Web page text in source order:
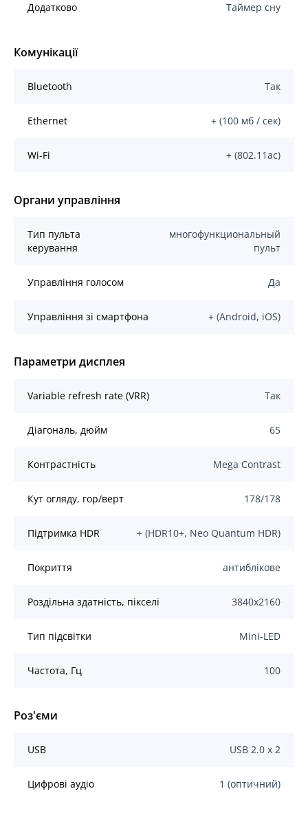
Додатково Таймер сну
Комунікації
Bluetooth Так
Ethernet + (100 мб / сек)
Wi-Fi + (802.11ас)
Органи управління
Тип пульта
керування
многофункциональный
пульт
Управління голосом Да
Управління зі смартфона + (Android, iOS)
Параметри дисплея
Variable refresh rate (VRR) Так
Діагональ, дюйм 65
Контрастність Mega Contrast
Кут огляду, гор/верт 178/178
Підтримка HDR + (HDR10+, Neo Quantum HDR)
Покриття антиблікове
Роздільна здатність, пікселі 3840x2160
Тип підсвітки Mini-LED
Частота, Гц 100
Роз'єми
USB USB 2.0 х 2
Цифрові аудіо 1 (оптичний)